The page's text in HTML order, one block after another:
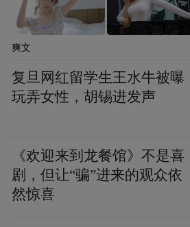
爽文
复旦网红留学生王水牛被曝
玩弄女性，胡锡进发声
《欢迎来到龙餐馆》不是喜
剧，但让“骗”进来的观众依
然惊喜